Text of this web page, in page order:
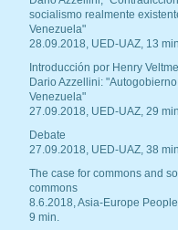
socialismo realmente
Venezuela"
28.09.2018, UED-UAZ, 13
Introducción por Henry
Dario Azzellini:
Venezuela"
27.09.2018, UED-UAZ, 29
Debate
27.09.2018, UED-UAZ, 38
The case for commons and
commons
8.6.2018, Asia-Europe
9 min.